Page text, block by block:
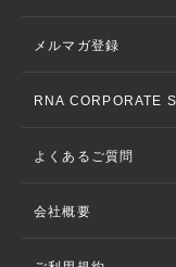
メルマガ登録
RNA CORPORATE
よくあるご質問
会社概要